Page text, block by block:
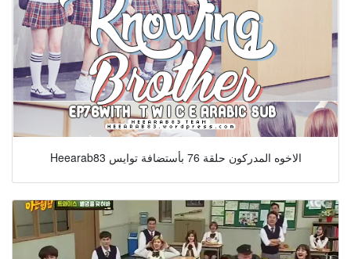
Heearab83 الاخوه المدركون حلقة 76 بأستضافة توايس